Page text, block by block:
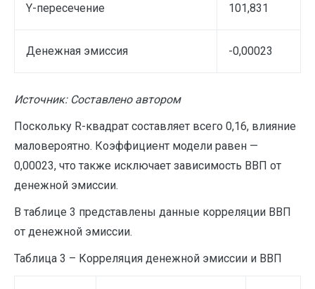
Y-пересечение 101,831
Денежная эмиссия -0,00023
Источник: Составлено автором
Поскольку R-квадрат составляет всего 0,16, влияние
маловероятно. Коэффициент модели равен —
0,00023, что также исключает зависимость ВВП от
денежной эмиссии.
В таблице 3 представлены данные корреляции ВВП
от денежной эмиссии.
Таблица 3 – Корреляция денежной эмиссии и ВВП